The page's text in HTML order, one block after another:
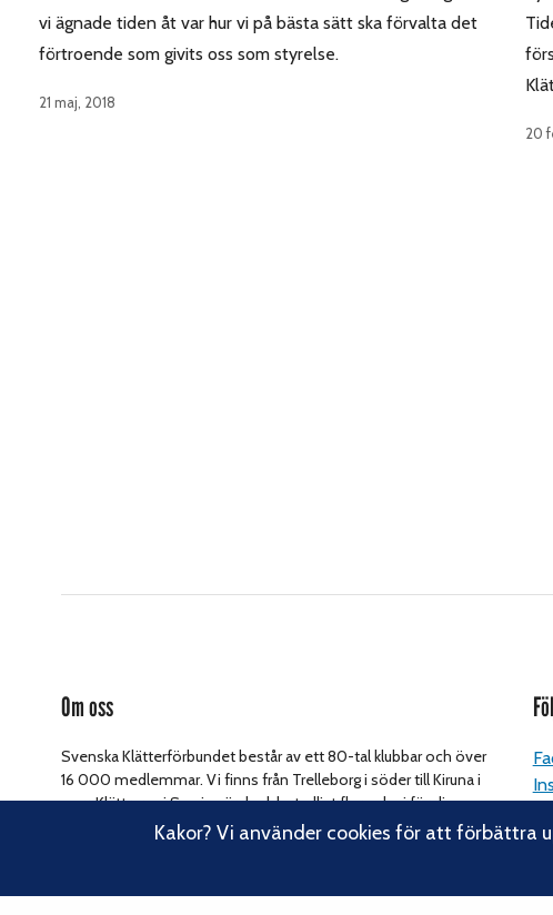
vi ägnade tiden åt var hur vi på bästa sätt ska förvalta det
förtroende som givits oss som styrelse.
21 maj, 2018
20
Om oss
Svenska Klätterförbundet består av ett 80-tal klubbar och över
16 000 medlemmar. Vi finns från Trelleborg i söder till Kiruna i
norr. Klättrarna i Sverige är dock betydligt fler och vi för din
talan, oavsett om du är medlem eller inte.Läs om vårt
Kakor? Vi använder cookies för att förbättra